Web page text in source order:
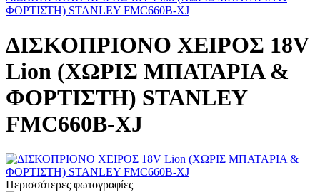
ΦΟΡΤΙΣΤΗ) STANLEY FMC660B-XJ
ΔΙΣΚΟΠΡΙΟΝΟ ΧΕΙΡΟΣ 18V
Lion (ΧΩΡΙΣ ΜΠΑΤΑΡΙΑ &
ΦΟΡΤΙΣΤΗ) STANLEY
FMC660B-XJ
Περισσότερες φωτογραφίες